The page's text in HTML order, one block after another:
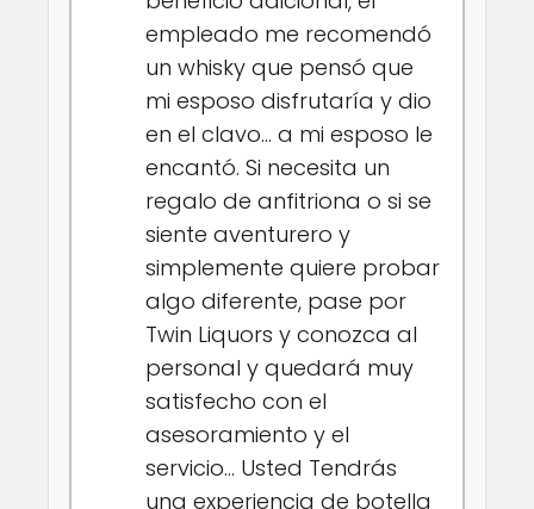
empleado me recomendó
un whisky que pensó que
mi esposo disfrutaría y dio
en el clavo… a mi esposo le
encantó. Si necesita un
regalo de anfitriona o si se
siente aventurero y
simplemente quiere probar
algo diferente, pase por
Twin Liquors y conozca al
personal y quedará muy
satisfecho con el
asesoramiento y el
servicio… Usted Tendrás
una experiencia de botella